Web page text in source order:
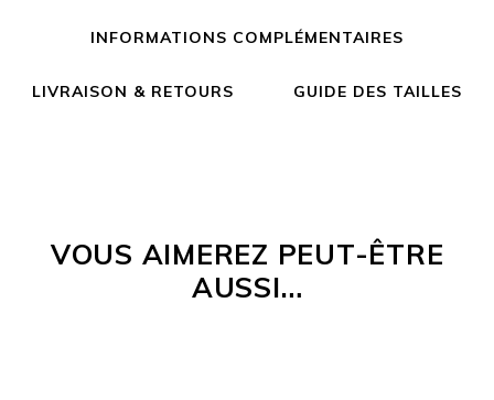
INFORMATIONS COMPLÉMENTAIRES
LIVRAISON & RETOURS GUIDE DES TAILLES
VOUS AIMEREZ PEUT-ÊTRE
AUSSI…